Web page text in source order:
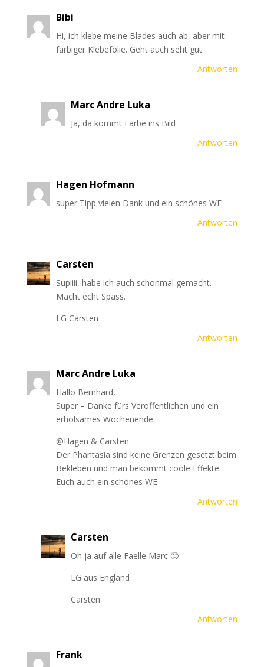
Bibi
Hi, ich klebe meine Blades auch ab, aber mit
farbiger Klebefolie. Geht auch seht gut
Antworten
Marc Andre Luka
Ja, da kommt Farbe ins Bild
Antworten
Hagen Hofmann
super Tipp vielen Dank und ein schönes WE
Antworten
Carsten
Supiiii, habe ich auch schonmal gemacht.
Macht echt Spass.
LG Carsten
Antworten
Marc Andre Luka
Hallo Bernhard,
Super – Danke fürs Veröffentlichen und ein
erholsames Wochenende.
@Hagen & Carsten
Der Phantasia sind keine Grenzen gesetzt beim
Bekleben und man bekommt coole Effekte.
Euch auch ein schönes WE
Antworten
Carsten
Oh ja auf alle Faelle Marc 🙂
LG aus England
Carsten
Antworten
Frank